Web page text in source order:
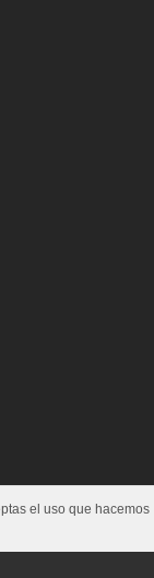
el uso que hacemos